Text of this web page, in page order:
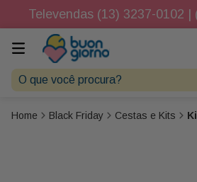
Televendas (13) 3237-0102 |
O que você procura?
Black Friday Cestas e Kits